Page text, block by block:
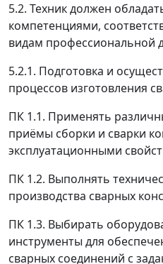
5.2. Техник должен
компетенциями,
видам профессиональной
5.2.1. Подготовка и
процессов изготовления
ПК 1.1. Применять
приёмы сборки и сварки
эксплуатационными
ПК 1.2. Выполнять
производства сварных
ПК 1.3. Выбирать
инструменты для
сварных соединений с